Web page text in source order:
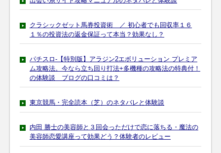
クラシックゼット馬券投資術 ／ 初心者でも回収率１６
１％の投資法の返金保証って本当？効果なし？
パチスロ-【特別版】アラジン2エボリューション プレミア
ム攻略法。今なら立ち回り打法+多機種の攻略法の特典付！
の体験談 ブログの口コミは？
東京競馬・完全読本（芝）のネタバレと体験談
内田 勝士の美容師と３回会っただけで恋に落ちる・魔法の
美容師恋愛講座って効果どう？体験者のレビュー